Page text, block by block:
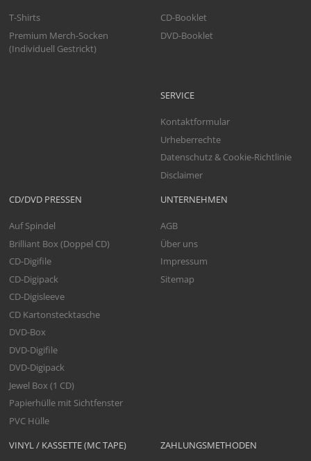
VINYL / KASSETTE (MC TAPE)
T-Shirts
Premium Merch-Socken
(Individuell Gestrickt)
CD/DVD PRESSEN
Auf Spindel
Brilliant Box (Doppel CD)
CD-Digifile
CD-Digipack
CD-Digisleeve
CD Kartonstecktasche
DVD-Box
DVD-Digifile
DVD-Digipack
Jewel Box (1 CD)
Papierhülle mit Sichtfenster
PVC Hülle
CD-Booklet
DVD-Booklet
SERVICE
Kontaktformular
Urheberrechte
Datenschutz & Cookie-Richtlinie
Disclaimer
UNTERNEHMEN
AGB
Über uns
Impressum
Sitemap
ZAHLUNGSMETHODEN